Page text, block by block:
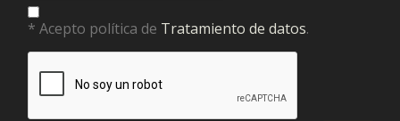
* Acepto política de Tratamiento de datos.